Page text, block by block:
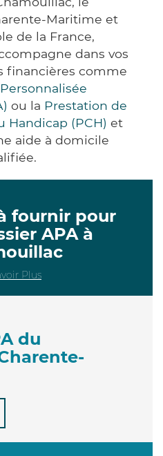
Maritime et
de la France,
dans vos
financières comme
ou la Prestation de
Handicap (PCH) et
aide à domicile
fournir pour
APA à
Plus
du